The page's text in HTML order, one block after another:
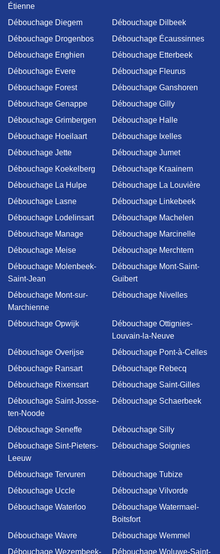
Étienne
Débouchage Diegem
Débouchage Dilbeek
Débouchage Drogenbos
Débouchage Écaussinnes
Débouchage Enghien
Débouchage Etterbeek
Débouchage Evere
Débouchage Fleurus
Débouchage Forest
Débouchage Ganshoren
Débouchage Genappe
Débouchage Gilly
Débouchage Grimbergen
Débouchage Halle
Débouchage Hoeilaart
Débouchage Ixelles
Débouchage Jette
Débouchage Jumet
Débouchage Koekelberg
Débouchage Kraainem
Débouchage La Hulpe
Débouchage La Louvière
Débouchage Lasne
Débouchage Linkebeek
Débouchage Lodelinsart
Débouchage Machelen
Débouchage Manage
Débouchage Marcinelle
Débouchage Meise
Débouchage Merchtem
Débouchage Molenbeek-
Saint-Jean
Débouchage Mont-Saint-
Guibert
Débouchage Mont-sur-
Marchienne
Débouchage Nivelles
Débouchage Opwijk
Débouchage Ottignies-
Louvain-la-Neuve
Débouchage Overijse
Débouchage Pont-à-Celles
Débouchage Ransart
Débouchage Rebecq
Débouchage Rixensart
Débouchage Saint-Gilles
Débouchage Saint-Josse-
ten-Noode
Débouchage Schaerbeek
Débouchage Seneffe
Débouchage Silly
Débouchage Sint-Pieters-
Leeuw
Débouchage Soignies
Débouchage Tervuren
Débouchage Tubize
Débouchage Uccle
Débouchage Vilvorde
Débouchage Waterloo
Débouchage Watermael-
Boitsfort
Débouchage Wavre
Débouchage Wemmel
Débouchage Wezembeek-
Débouchage Woluwe-Saint-